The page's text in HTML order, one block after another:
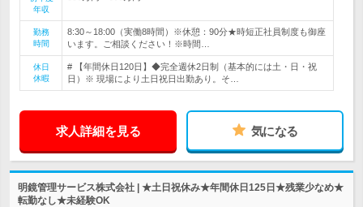
年収
勤務
時間
8:30～18:00（実働8時間）※休憩：90分★時短正社員制度も御座
います。ご相談ください！※時間…
休日
休暇
# 【年間休日120日】◆完全週休2日制（基本的には土・日・祝
日）※ 現場により土日祝日出勤あり。そ…
求人詳細を見る 気になる
明鏡管理サービス株式会社 | ★土日祝休み★年間休日125日★残業少なめ★
転勤なし★未経験OK